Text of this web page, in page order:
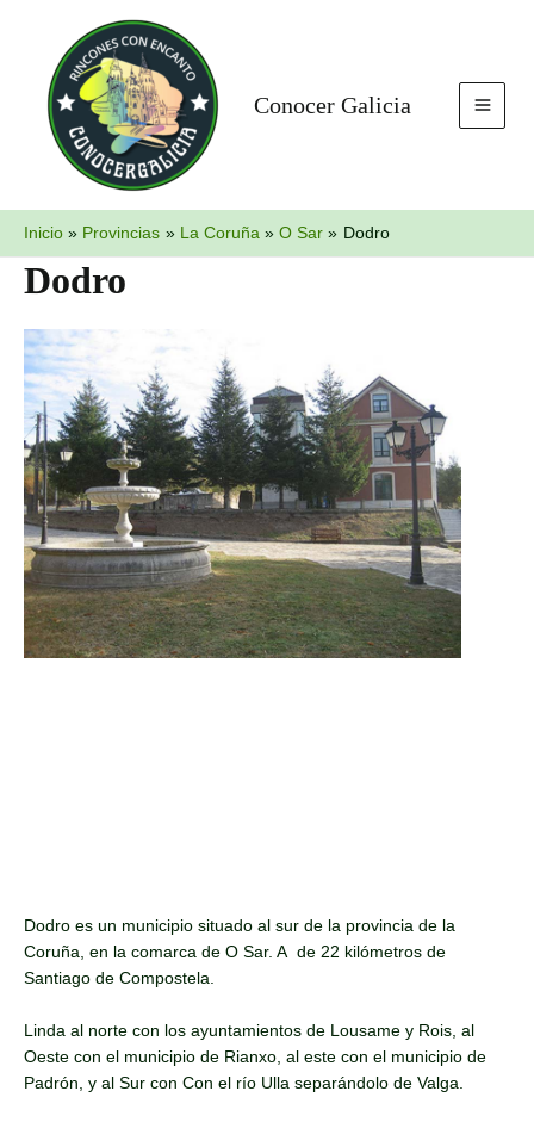
contenido
Conocer Galicia
Inicio Provincias La Coruña O Sar Dodro
Dodro
Dodro es un municipio situado al sur de la provincia de la
Coruña, en la comarca de O Sar. A de 22 kilómetros de
Santiago de Compostela.
Linda al norte con los ayuntamientos de Lousame y Rois, al
Oeste con el municipio de Rianxo, al este con el municipio de
Padrón, y al Sur con Con el río Ulla separándolo de Valga.